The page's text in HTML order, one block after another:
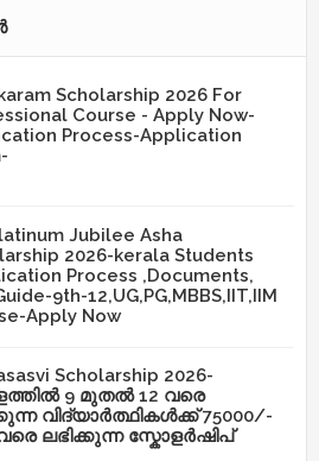
Scholarship 2026 For
Course - Apply Now-
Process-Application
Jubilee Asha
2026-kerala Students
Process ,Documents,
9th-12,UG,PG,MBBS,IIT,IIM
Apply Now
Scholarship 2026-
9 മുതൽ 12 വരെ
വിദ്യാർത്ഥികൾക്ക് 75000/-
ലഭിക്കുന്ന സ്കോളർഷിപ്